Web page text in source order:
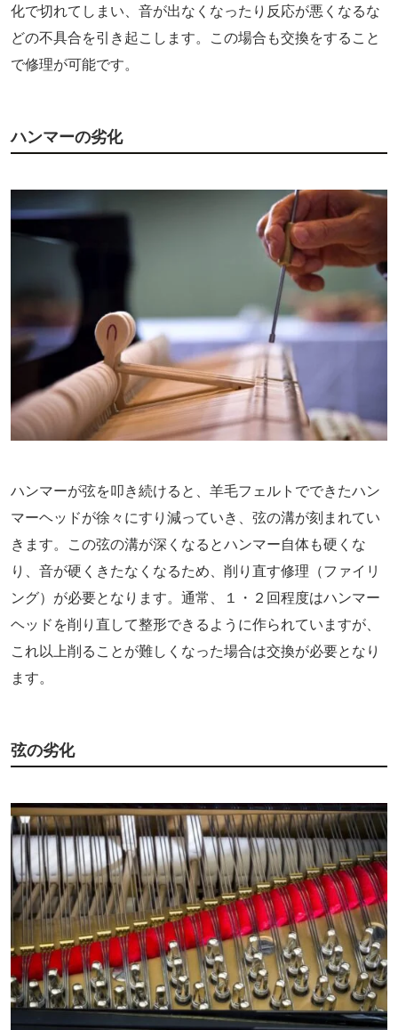
化で切れてしまい、音が出なくなったり反応が悪くなるな
どの不具合を引き起こします。この場合も交換をすること
で修理が可能です。
ハンマーの劣化
ハンマーが弦を叩き続けると、羊毛フェルトでできたハン
マーヘッドが徐々にすり減っていき、弦の溝が刻まれてい
きます。この弦の溝が深くなるとハンマー自体も硬くな
り、音が硬くきたなくなるため、削り直す修理（ファイリ
ング）が必要となります。通常、１・２回程度はハンマー
ヘッドを削り直して整形できるように作られていますが、
これ以上削ることが難しくなった場合は交換が必要となり
ます。
弦の劣化